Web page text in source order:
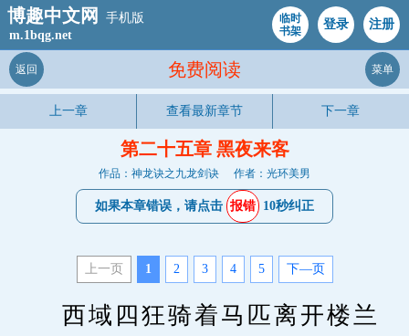
博趣中文网
手机版
m.1bqg.net
临时
书架
登录 注册
免费阅读
返回 菜单
上一章 查看最新章节 下一章
第二十五章 黑夜来客
作品：神龙诀之九龙剑诀 作者：光环美男
如果本章错误，请点击 报错 10秒纠正
上一页 1 2 3 4 5 下—页
西域四狂骑着马匹离开楼兰